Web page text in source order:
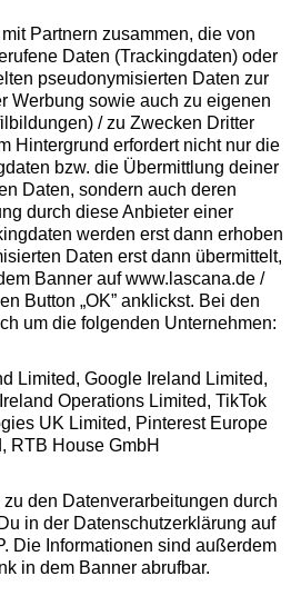
zur Bonitätsprüfung
Partnern zusammen, die von
Daten (Trackingdaten) oder
pseudonymisierten Daten zur
Werbung sowie auch zu eigenen
/ zu Zwecken Dritter
Hintergrund erfordert nicht nur die
bzw. die Übermittlung deiner
Daten, sondern auch deren
durch diese Anbieter einer
werden erst dann erhoben
Daten erst dann übermittelt,
Banner auf www.lascana.de /
Button „OK” anklickst. Bei den
um die folgenden Unternehmen:
Limited, Google Ireland Limited,
Operations Limited, TikTok
UK Limited, Pinterest Europe
RTB House GmbH
den Datenverarbeitungen durch
in der Datenschutzerklärung auf
Die Informationen sind außerdem
in dem Banner abrufbar.